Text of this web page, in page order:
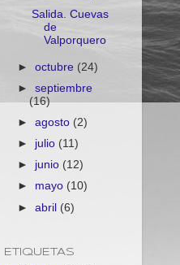
Salida. Cuevas
de
Valporquero
►octubre (24)
►septiembre
(16)
►agosto (2)
► julio (11)
► junio (12)
► mayo (10)
►abril (6)
ETIQUETAS